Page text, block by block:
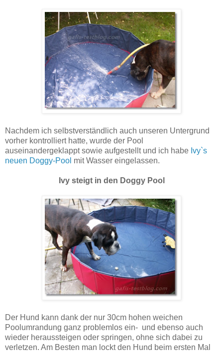
Nachdem ich selbstverständlich auch unseren Untergrund
vorher kontrolliert hatte, wurde der Pool
auseinandergeklappt sowie aufgestellt und ich habe Ivy`s
neuen Doggy-Pool mit Wasser eingelassen.
Ivy steigt in den Doggy Pool
Der Hund kann dank der nur 30cm hohen weichen
Poolumrandung ganz problemlos ein- und ebenso auch
wieder heraussteigen oder springen, ohne sich dabei zu
verletzen. Am Besten man lockt den Hund beim ersten Mal